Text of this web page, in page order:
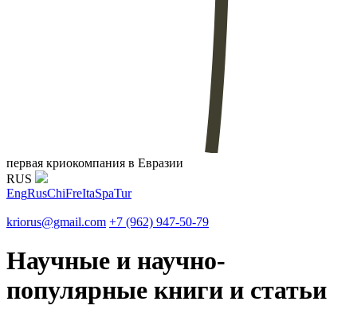
первая криокомпания в Евразии
RUS
EngRusChiFreItaSpaTur
kriorus@gmail.com +7 (962) 947-50-79
Научные и научно-
популярные книги и статьи